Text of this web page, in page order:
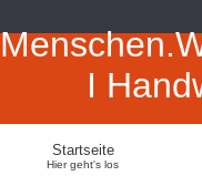
I
Startseite
Hier geht's los